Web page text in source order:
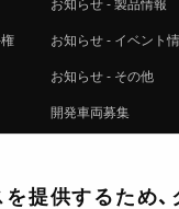
お知らせ - 製品情報
お知らせ - イベント
お知らせ - その他
開発車両募集
注文方法
提供するため、